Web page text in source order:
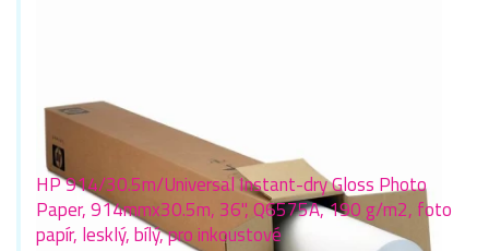
HP 914/30.5m/Universal Instant-dry Gloss Photo
Paper, 914mmx30.5m, 36", Q6575A, 190 g/m2, foto
papír, lesklý, bílý, pro inkoustové